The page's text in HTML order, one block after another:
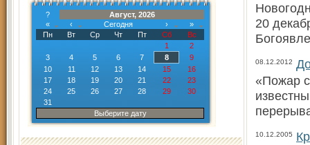
?
Август, 2026
«
‹ Сегодня ›
»
Пн
Вт Ср Чт Пт Сб
Вс
1
2
3
4 5 6 7 8
9
10
11 12 13 14 15
16
17
18 19 20 21 22
23
24
25 26 27 28 29
30
31
Выберите дату
20
08.12.2012
«Пожар
10.12.2005